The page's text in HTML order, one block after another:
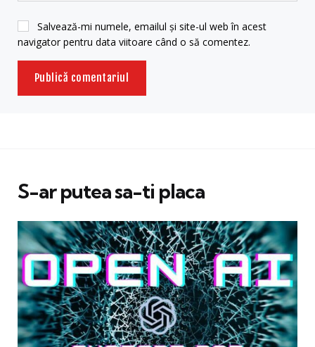
Salvează-mi numele, emailul și site-ul web în acest
navigator pentru data viitoare când o să comentez.
S-ar putea sa-ti placa